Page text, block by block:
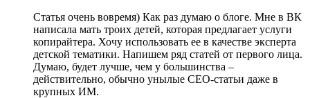
Статья очень вовремя) Как раз думаю о блоге. Мне в ВК
написала мать троих детей, которая предлагает услуги
копирайтера. Хочу использовать ее в качестве эксперта
детской тематики. Напишем ряд статей от первого лица.
Думаю, будет лучше, чем у большинства –
действительно, обычно унылые СЕО-статьи даже в
крупных ИМ.